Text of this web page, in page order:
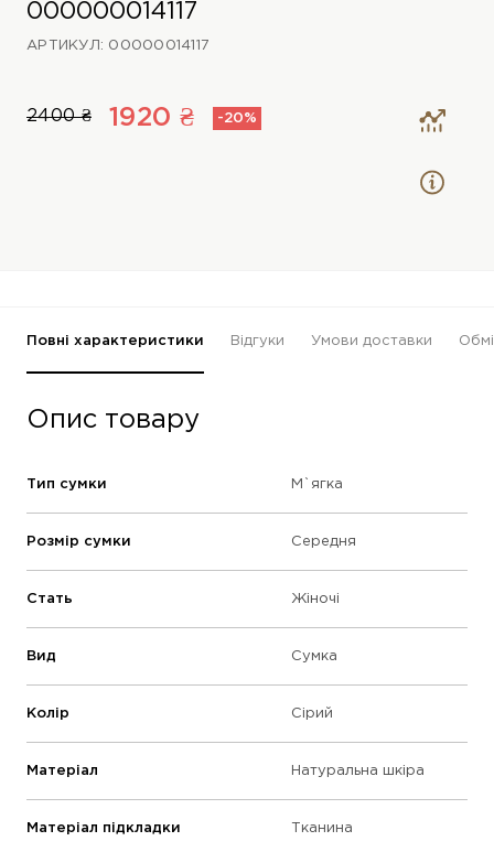
000000014117
АРТИКУЛ: 00000014117
2400 ₴ 1920 ₴ -20%
Повні характеристики Відгуки Умови доставки
Опис товару
Тип сумки М`ягка
Розмір сумки Середня
Стать Жіночі
Вид Сумка
Колір Сірий
Матеріал Натуральна шкіра
Матеріал підкладки Тканина